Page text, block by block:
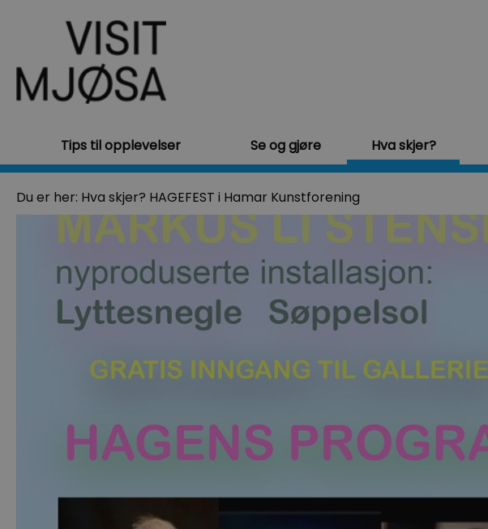
Tips til opplevelser Se og gjøre Hva skjer?
Du er her: Hva skjer? HAGEFEST i Hamar Kunstforening